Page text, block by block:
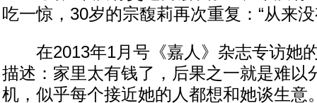
吃一惊，30岁的宗馥莉再次重复：“从来没
在2013年1月号《嘉人》杂志专访她
描述：家里太有钱了，后果之一就是难以
机，似乎每个接近她的人都想和她谈生意